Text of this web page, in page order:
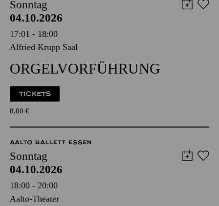
PHILHARMONIE ESSEN
Sonntag
04.10.2026
17:01 - 18:00
ORGEL­VORFÜHRUNG
8,00 €
AALTO BALLETT ESSEN
Sonntag
04.10.2026